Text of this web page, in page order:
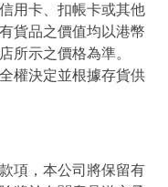
用卡、扣帳卡或其他
貨品之價值均以港幣
所示之價格為準。
權決定並根據存貨供
項，本公司將保留有